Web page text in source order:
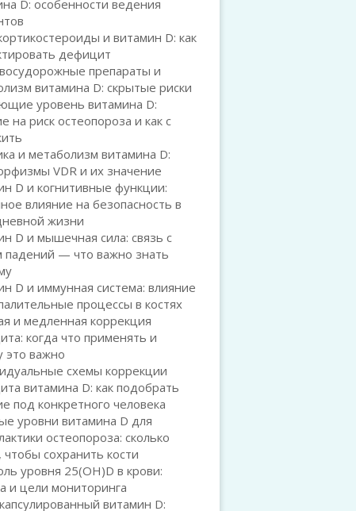
D: особенности ведения
и витамин D: как
дефицит
препараты и
витамина D: скрытые риски
уровень витамина D:
на риск остеопороза и как с
и метаболизм витамина D:
VDR и их значение
D и когнитивные функции:
влияние на безопасность в
жизни
D и мышечная сила: связь с
падений — что важно знать
D и иммунная система: влияние
процессы в костях
и медленная коррекция
когда что применять и
это важно
схемы коррекции
витамина D: как подобрать
под конкретного человека
уровни витамина D для
остеопороза: сколько
сохранить кости
уровня 25(OH)D в крови:
и цели мониторинга
витамин D: